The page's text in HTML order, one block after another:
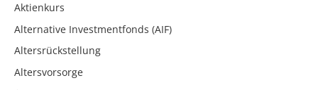
Aktienkurs
Alternative Investmentfonds (AIF)
Altersrückstellung
Altersvorsorge